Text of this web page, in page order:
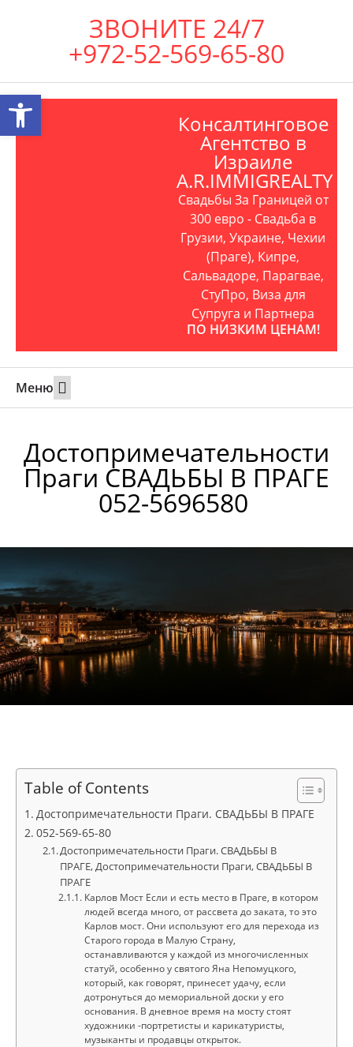
ЗВОНИТЕ 24/7
+972-52-569-65-80
Консалтинговое
Агентство в
Израиле
A.R.IMMIGREALTY
Свадьбы За Границей от
300 евро - Свадьба в
Грузии, Украине, Чехии
(Праге), Кипре,
Сальвадоре, Парагвае,
СтуПро, Виза для
Супруга и Партнера
ПО НИЗКИМ ЦЕНАМ!
Меню
Достопримечательности
Праги СВАДЬБЫ В ПРАГЕ
052-5696580
Table of Contents
Достопримечательности Праги. СВАДЬБЫ В ПРАГЕ
052-569-65-80
Достопримечательности Праги. СВАДЬБЫ В
ПРАГЕ, Достопримечательности Праги, СВАДЬБЫ В
ПРАГЕ
Карлов Мост Если и есть место в Праге, в котором
людей всегда много, от рассвета до заката, то это
Карлов мост. Они используют его для перехода из
Старого города в Малую Страну,
останавливаются у каждой из многочисленных
статуй, особенно у святого Яна Непомуцкого,
который, как говорят, принесет удачу, если
дотронуться до мемориальной доски у его
основания. В дневное время на мосту стоят
художники -портретисты и карикатуристы,
музыканты и продавцы открыток.
Открыть панель инструментов